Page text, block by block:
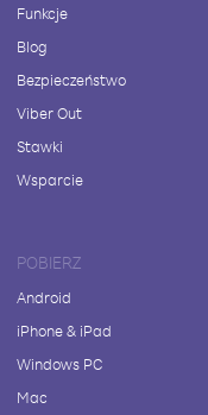
Funkcje
Blog
Bezpieczeństwo
Viber Out
Stawki
Wsparcie
POBIERZ
Android
iPhone & iPad
Windows PC
Mac